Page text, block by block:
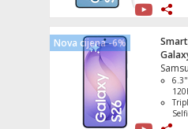
8.5
Nova cijena -6%